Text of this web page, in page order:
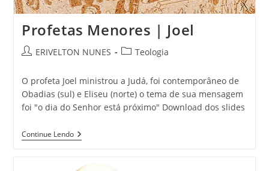
Profetas Menores | Joel
ERIVELTON NUNES Teologia
O profeta Joel ministrou a Judá, foi contemporâneo de
Obadias (sul) e Eliseu (norte) o tema de sua mensagem
foi "o dia do Senhor está próximo" Download dos slides
Continue Lendo